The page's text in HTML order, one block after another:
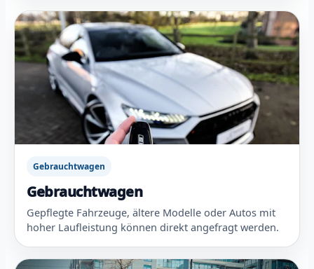
Gebrauchtwagen
Gebrauchtwagen
Gepflegte Fahrzeuge, ältere Modelle oder Autos mit
hoher Laufleistung können direkt angefragt werden.